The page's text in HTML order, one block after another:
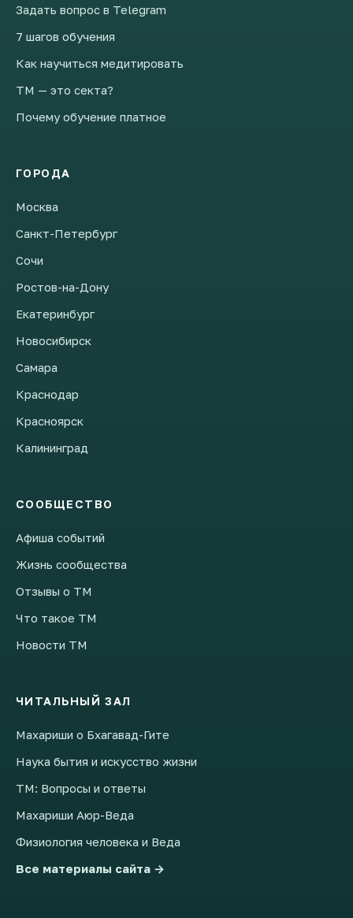
Задать вопрос в Telegram
7 шагов обучения
Как научиться медитировать
ТМ — это секта?
Почему обучение платное
ГОРОДА
Москва
Санкт-Петербург
Сочи
Ростов-на-Дону
Екатеринбург
Новосибирск
Самара
Краснодар
Красноярск
Калининград
СООБЩЕСТВО
Афиша событий
Жизнь сообщества
Отзывы о ТМ
Что такое ТМ
Новости ТМ
ЧИТАЛЬНЫЙ ЗАЛ
Махариши о Бхагавад-Гите
Наука бытия и искусство жизни
ТМ: Вопросы и ответы
Махариши Аюр-Веда
Физиология человека и Веда
Все материалы сайта →